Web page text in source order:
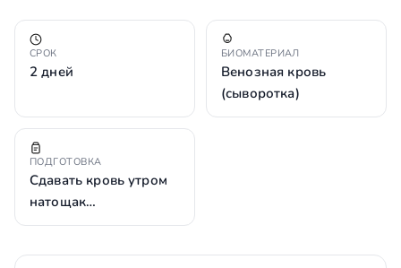
СРОК
2 дней
БИОМАТЕРИАЛ
Венозная кровь
(сыворотка)
ПОДГОТОВКА
Сдавать кровь утром
натощак…